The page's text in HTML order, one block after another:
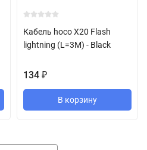
Кабель hoco X20 Flash
lightning (L=3M) - Black
134 ₽
В корзину